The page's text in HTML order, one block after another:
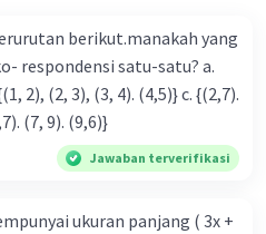
berikut.manakah yang
a.
(5,7). (7, 9). (9,6)}
Jawaban terverifikasi
ukuran panjang ( 3x +